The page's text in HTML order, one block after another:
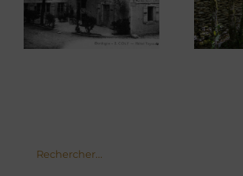
sèches du
Roc de